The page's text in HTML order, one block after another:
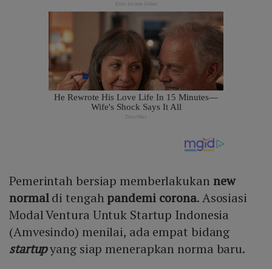
Pemerintah bersiap memberlakukan new
normaldi tengahpandemi corona. Asosiasi
Modal Ventura Untuk Startup Indonesia
(Amvesindo) menilai, ada empat bidang
startupyang siap menerapkan norma baru.